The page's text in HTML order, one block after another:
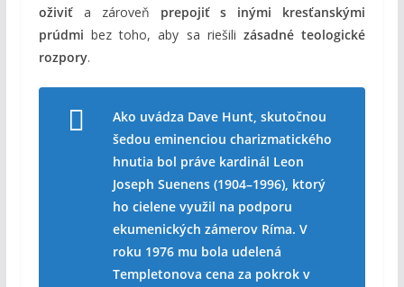
oživiťa zároveň prepojiť s inými kresťanskými
prúdmi bez toho, aby sa riešilizásadné teologické
rozpory.
Ako uvádza Dave Hunt, skutočnou
šedou eminenciou charizmatického
hnutia bol práve kardinál Leon
Joseph Suenens (1904–1996), ktorý
ho cielene využil na podporu
ekumenických zámerov Ríma. V
roku 1976 mu bola udelená
Templetonova cena za pokrok v